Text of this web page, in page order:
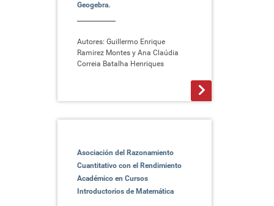
Geogebra.
Autores: Guillermo Enrique
Ramirez Montes y Ana Claúdia
Correia Batalha Henriques
Asociación del Razonamiento
Cuantitativo con el Rendimiento
Académico en Cursos
Introductorios de Matemática